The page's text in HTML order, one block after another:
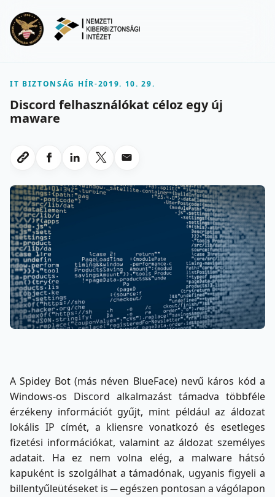
IT BIZTONSÁG HÍR-2019. 10. 29.
Discord felhasználókat céloz egy új
maware
Link masolasa
Megosztas Facebookon
Megosztas LinkedInen
Megosztas X-en
Megosztas emailben
A Spidey Bot (más néven BlueFace) nevű káros kód a
Windows-os Discord alkalmazást támadva többféle
érzékeny információt gyűjt, mint például az áldozat
lokális IP címét, a kliensre vonatkozó és esetleges
fizetési információkat, valamint az áldozat személyes
adatait. Ha ez nem volna elég, a malware hátsó
kapuként is szolgálhat a támadónak, ugyanis figyeli a
billentyűleütéseket is ─ egészen pontosan a vágólapon